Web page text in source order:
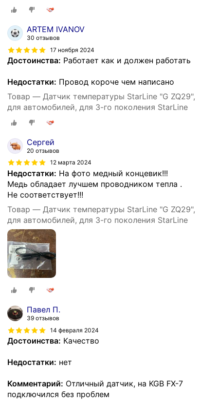
ARTEM IVANOV
30 отзывов
17 ноября 2024
Достоинства: Работает как и должен работать
Недостатки: Провод короче чем написано
Товар — Датчик температуры StarLine "G ZQ29",
для автомобилей, для 3-го поколения StarLine
Сергей
20 отзывов
12 марта 2024
Недостатки: На фото медный концевик!!!
Медь обладает лучшем проводником тепла .
Не соответствует!!!
Товар — Датчик температуры StarLine "G ZQ29",
для автомобилей, для 3-го поколения StarLine
Павел П.
39 отзывов
14 февраля 2024
Достоинства: Качество
Недостатки: нет
Комментарий: Отличный датчик, на KGB FX-7
подключился без проблем